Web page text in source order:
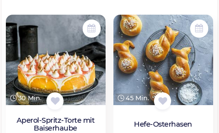
30 Min.
Aperol-Spritz-Torte mit
Baiserhaube
45 Min.
Hefe-Osterhasen